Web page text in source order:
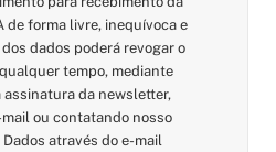
de forma livre, inequívoca e
dados poderá revogar o
tempo, mediante
da newsletter,
ou contatando nosso
através do e-mail